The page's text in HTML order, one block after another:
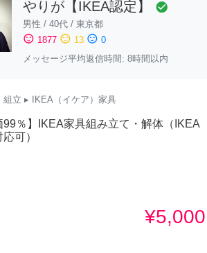
やりが【IKEA認定】 check_circle
男性 / 40代 / 東京都
sentiment_satisfied 1877 sentiment_neutral 13 sentiment_dissatisfied 0
メッセージ平均返信時間: 8時間以内
組立 ▸ IKEA（イケア）家具
99％】IKEA家具組み立て・解体（IKEA
可）
¥5,000